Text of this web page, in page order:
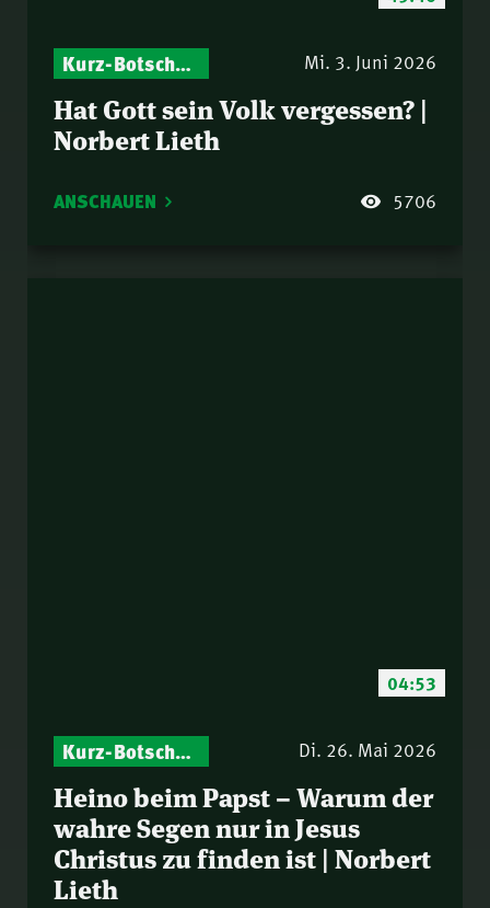
Israel – Biblische Perspektiven & aktuelle Einordnungen
Kurz-Botschaften – Biblische Impulse mit Zukunft im Blick Mi. 3. Juni 2026
Hat Gott sein Volk vergessen? |
Norbert Lieth
ANSCHAUEN 5706
04:53
Kurz-Botschaften – Biblische Impulse mit Zukunft im Blick Di. 26. Mai 2026
Heino beim Papst – Warum der
wahre Segen nur in Jesus
Christus zu finden ist | Norbert
Lieth